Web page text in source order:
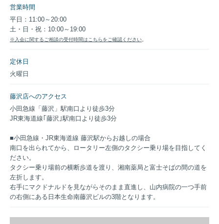
営業時間
平日：11:00～20:00
土・日・祝：10:00～19:00
※入会に関するご相談の受付時間はこちらをご確認ください
定休日
火曜日
藤沢店へのアクセス
小田急線「藤沢」駅南口より徒歩3分
JR東海道線｢藤沢｣駅南口より徒歩3分
■小田急線・JR東海道線 藤沢駅からお越しの場合
南口を出られてから、ロータリー左側のタクシー乗り場を目指してく
ださい。
タクシー乗り場前の横断歩道を渡り、湘南薬局と富士そばの間の道を
左折します。
右手にマクドナルドを見ながらそのまま直進し、山内病院の一つ手前
の右側にある日本生命南藤沢ビルの3階となります。